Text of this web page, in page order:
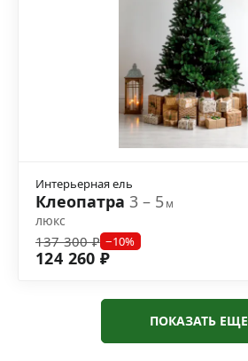
Интерьерная ель
Клеопатра 3 – 5м
люкс
137 300 ₽ −10%
124 260 ₽
ПОКАЗАТЬ ЕЩЕ